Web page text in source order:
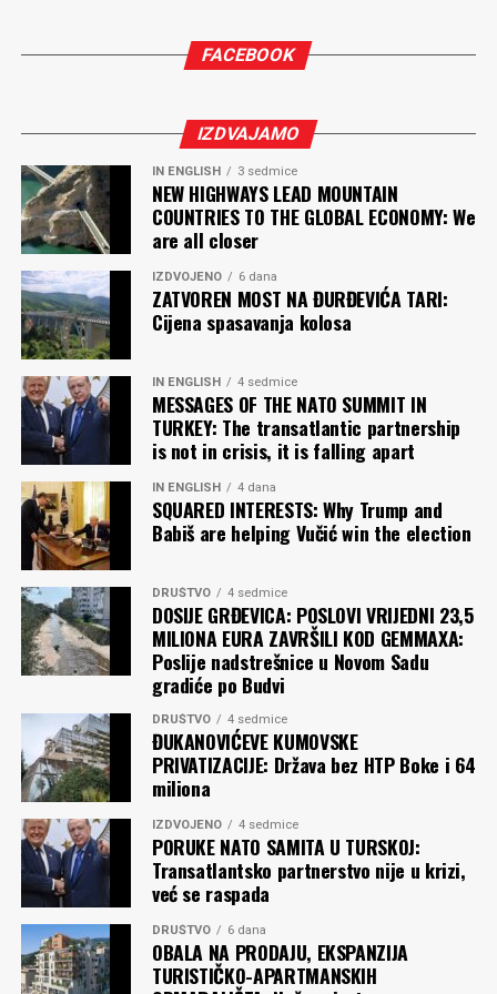
“Učiš sarajevske mangupluke, učiš”, kroz smijeh je
Sidran je bio jedinstven po mnogo čemu. Svojim djelima i
osebujnim izrazom dao je poseban, originalan pečat i
prepoznatljiv šmek književnosti, filmskoj umjetnosti i,
uopšte, kulturnoj sceni Bosne i Hercegovine, bivše SFRJ,
ali i mnogo šire – dokle god doseže njegovo djelo.
Bio je član Akademije nauka i umjetnosti BiH i majstorski
kandidat u šahu.
Ruždija ADŽOVIĆ
FACEBOOK
IZDVAJAMO
IN ENGLISH 3 sedmice
NEW HIGHWAYS LEAD MOUNTAIN
COUNTRIES TO THE GLOBAL ECONOMY: We
are all closer
IZDVOJENO 6 dana
ZATVOREN MOST NA ĐURĐEVIĆA TARI:
Cijena spasavanja kolosa
IN ENGLISH 4 sedmice
MESSAGES OF THE NATO SUMMIT IN
TURKEY: The transatlantic partnership
is not in crisis, it is falling apart
IN ENGLISH 4 dana
SQUARED INTERESTS: Why Trump and
Babiš are helping Vučić win the election
DRUŠTVO 4 sedmice
DOSIJE GRĐEVICA: POSLOVI VRIJEDNI 23,5
MILIONA EURA ZAVRŠILI KOD GEMMAXA:
Poslije nadstrešnice u Novom Sadu
gradiće po Budvi
DRUŠTVO 4 sedmice
ĐUKANOVIĆEVE KUMOVSKE
PRIVATIZACIJE: Država bez HTP Boke i 64
miliona
IZDVOJENO 4 sedmice
PORUKE NATO SAMITA U TURSKOJ:
Transatlantsko partnerstvo nije u krizi,
već se raspada
DRUŠTVO 6 dana
OBALA NA PRODAJU, EKSPANZIJA
TURISTIČKO-APARTMANSKIH